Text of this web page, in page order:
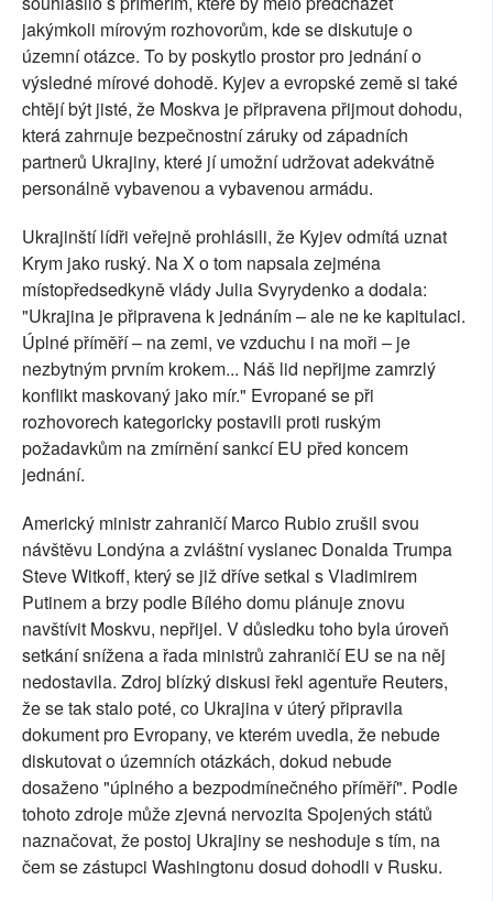
jakýmkoli mírovým rozhovorům, kde se diskutuje o
územní otázce. To by poskytlo prostor pro jednání o
výsledné mírové dohodě. Kyjev a evropské země si také
chtějí být jisté, že Moskva je připravena přijmout dohodu,
která zahrnuje bezpečnostní záruky od západních
partnerů Ukrajiny, které jí umožní udržovat adekvátně
personálně vybavenou a vybavenou armádu.
Ukrajinští lídři veřejně prohlásili, že Kyjev odmítá uznat
Krym jako ruský. Na X o tom napsala zejména
místopředsedkyně vlády Julia Svyrydenko a dodala:
"Ukrajina je připravena k jednáním – ale ne ke kapitulaci.
Úplné příměří – na zemi, ve vzduchu i na moři – je
nezbytným prvním krokem... Náš lid nepřijme zamrzlý
konflikt maskovaný jako mír." Evropané se při
rozhovorech kategoricky postavili proti ruským
požadavkům na zmírnění sankcí EU před koncem
jednání.
Americký ministr zahraničí Marco Rubio zrušil svou
návštěvu Londýna a zvláštní vyslanec Donalda Trumpa
Steve Witkoff, který se již dříve setkal s Vladimirem
Putinem a brzy podle Bílého domu plánuje znovu
navštívit Moskvu, nepřijel. V důsledku toho byla úroveň
setkání snížena a řada ministrů zahraničí EU se na něj
nedostavila. Zdroj blízký diskusi řekl agentuře Reuters,
že se tak stalo poté, co Ukrajina v úterý připravila
dokument pro Evropany, ve kterém uvedla, že nebude
diskutovat o územních otázkách, dokud nebude
dosaženo "úplného a bezpodmínečného příměří". Podle
tohoto zdroje může zjevná nervozita Spojených států
naznačovat, že postoj Ukrajiny se neshoduje s tím, na
čem se zástupci Washingtonu dosud dohodli v Rusku.